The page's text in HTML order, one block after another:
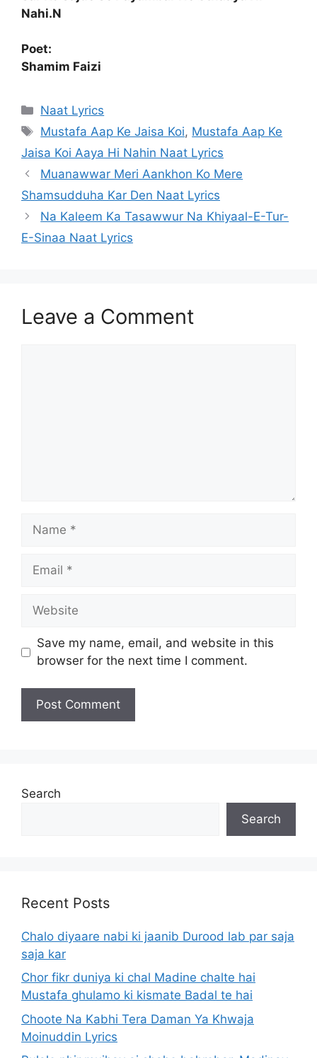
Nahi.N
Poet:
Shamim Faizi
Categories
Naat Lyrics
Tags
Mustafa Aap Ke Jaisa Koi, Mustafa Aap Ke
Jaisa Koi Aaya Hi Nahin Naat Lyrics
Muanawwar Meri Aankhon Ko Mere
Shamsudduha Kar Den Naat Lyrics
Na Kaleem Ka Tasawwur Na Khiyaal-E-Tur-
E-Sinaa Naat Lyrics
Leave a Comment
Name
Email
Website
Save my name, email, and website in this
browser for the next time I comment.
Search
Search
Recent Posts
Chalo diyaare nabi ki jaanib Durood lab par saja
saja kar
Chor fikr duniya ki chal Madine chalte hai
Mustafa ghulamo ki kismate Badal te hai
Choote Na Kabhi Tera Daman Ya Khwaja
Moinuddin Lyrics